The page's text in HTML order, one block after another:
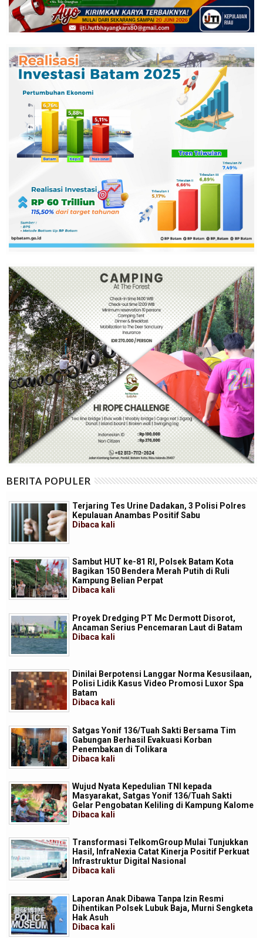
BERITA POPULER
Terjaring Tes Urine Dadakan, 3 Polisi Polres
Kepulauan Anambas Positif Sabu
Dibaca kali
Sambut HUT ke-81 RI, Polsek Batam Kota
Bagikan 150 Bendera Merah Putih di Ruli
Kampung Belian Perpat
Dibaca kali
Proyek Dredging PT Mc Dermott Disorot,
Ancaman Serius Pencemaran Laut di Batam
Dibaca kali
Dinilai Berpotensi Langgar Norma Kesusilaan,
Polisi Lidik Kasus Video Promosi Luxor Spa
Batam
Dibaca kali
Satgas Yonif 136/Tuah Sakti Bersama Tim
Gabungan Berhasil Evakuasi Korban
Penembakan di Tolikara
Dibaca kali
Wujud Nyata Kepedulian TNI kepada
Masyarakat, Satgas Yonif 136/Tuah Sakti
Gelar Pengobatan Keliling di Kampung Kalome
Dibaca kali
Transformasi TelkomGroup Mulai Tunjukkan
Hasil, InfraNexia Catat Kinerja Positif Perkuat
Infrastruktur Digital Nasional
Dibaca kali
Laporan Anak Dibawa Tanpa Izin Resmi
Dihentikan Polsek Lubuk Baja, Murni Sengketa
Hak Asuh
Dibaca kali